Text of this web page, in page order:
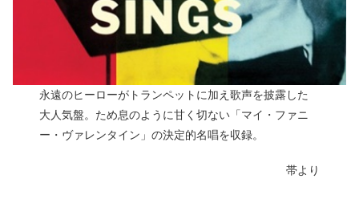
永遠のヒーローがトランペットに加え歌声を披露した
大人気盤。ため息のように甘く切ない「マイ・ファニ
ー・ヴァレンタイン」の決定的名唱を収録。
帯より